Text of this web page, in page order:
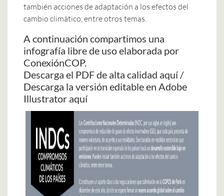
también acciones de adaptación a los efectos del
cambio climático, entre otros temas.
A continuación compartimos una
infografía libre de uso elaborada por
ConexiónCOP.
Descarga el PDF de alta calidad aquí/
Descarga la versión editable en Adobe
Illustrator aquí